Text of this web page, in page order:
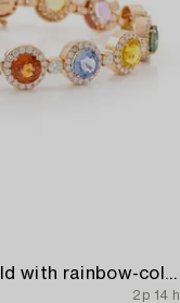
Bracelet 18K rose gold with rainbow-coloured sapphires and brilliant-cut diamonds.
2p 14 h